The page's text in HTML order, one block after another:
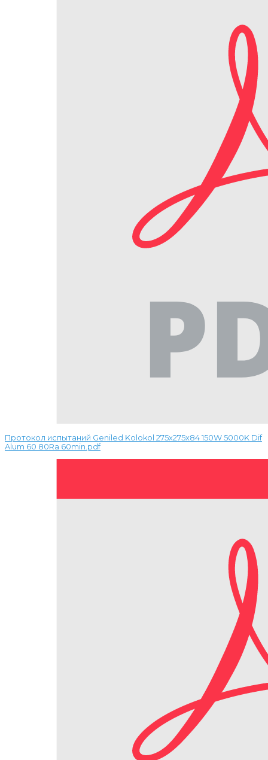
Протокол испытаний Geniled Kolokol 275x275x84 150W 5000K Dif
Alum 60 80Ra 60min.pdf